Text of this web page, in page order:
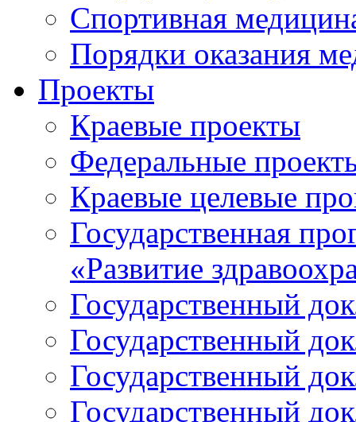
Спортивная
Порядки оказания
Проекты
Краевые проекты
Федеральные
Краевые целевые
Государственная
«Развитие
Государственный
Государственный
Государственный
Государственный